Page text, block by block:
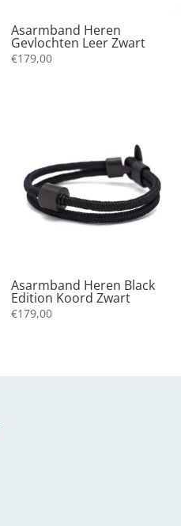
Asarmband Heren
Gevlochten Leer Zwart
€179,00
Asarmband Heren Black
Edition Koord Zwart
€179,00